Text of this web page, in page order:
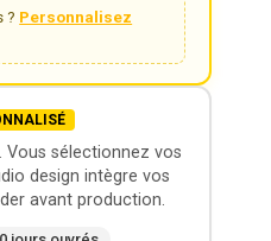
? Personnalisez
Vous sélectionnez vos
design intègre vos
avant production.